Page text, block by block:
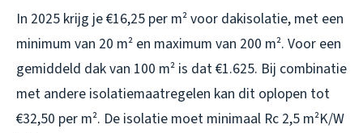
In 2025 krijg je €16,25 per m² voor dakisolatie, met een
minimum van 20 m² en maximum van 200 m². Voor een
gemiddeld dak van 100 m² is dat €1.625. Bij combinatie
met andere isolatiemaatregelen kan dit oplopen tot
€32,50 per m². De isolatie moet minimaal Rc 2,5 m²K/W